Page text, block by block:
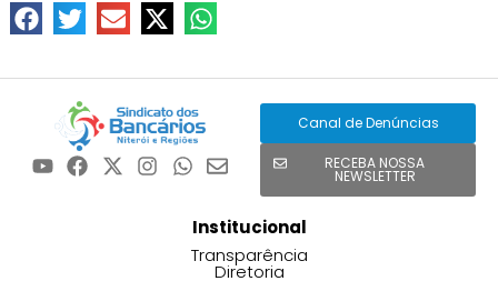
Canal de Denúncias
RECEBA NOSSA
NEWSLETTER
Institucional
Transparência
Diretoria